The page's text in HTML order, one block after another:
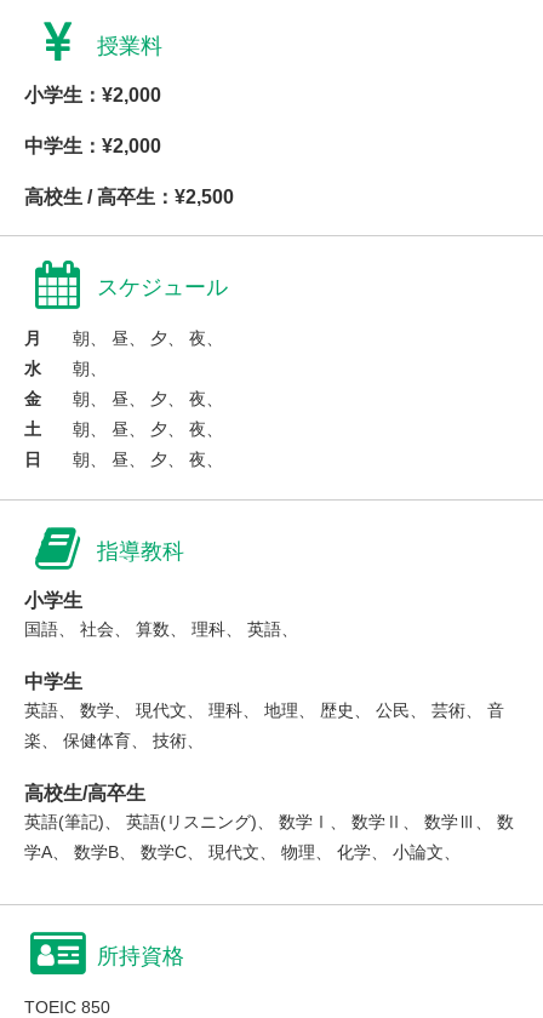
授業料
小学生：¥2,000
中学生：¥2,000
高校生 / 高卒生：¥2,500
スケジュール
月
朝、 昼、 夕、 夜、
水
朝、
金
朝、 昼、 夕、 夜、
土
朝、 昼、 夕、 夜、
日
朝、 昼、 夕、 夜、
指導教科
小学生
国語、 社会、 算数、 理科、 英語、
中学生
英語、 数学、 現代文、 理科、 地理、 歴史、 公民、 芸術、 音
楽、 保健体育、 技術、
高校生/高卒生
英語(筆記)、 英語(リスニング)、 数学Ⅰ、 数学Ⅱ、 数学Ⅲ、 数
学A、 数学B、 数学C、 現代文、 物理、 化学、 小論文、
所持資格
TOEIC 850